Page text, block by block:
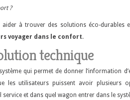
?
aider à trouver des solutions éco-durables
voyager dans le confort.
technique
qui permet de donner l’information
les utilisateurs puissent avoir plusieurs
service et dans quel wagon entrer dans le